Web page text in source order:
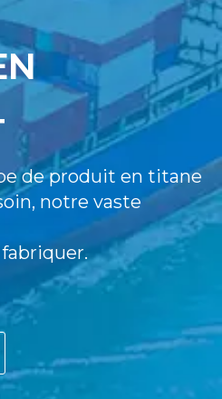
de produit en titane
notre vaste